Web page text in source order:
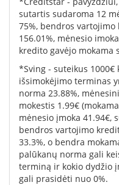
sutartis sudaroma 12
75%, bendros
156.01%, mėnesio
kredito gavėjo mokama
*Sving - suteikus
išsimokėjimo terminas
norma 23.88%,
mokestis 1.99€
mėnesio įmoka 41.94€,
bendros vartojimo
33.3%, o bendra
palūkanų norma gali
terminą ir kokio dydžio
gali prasidėti nuo 0%.